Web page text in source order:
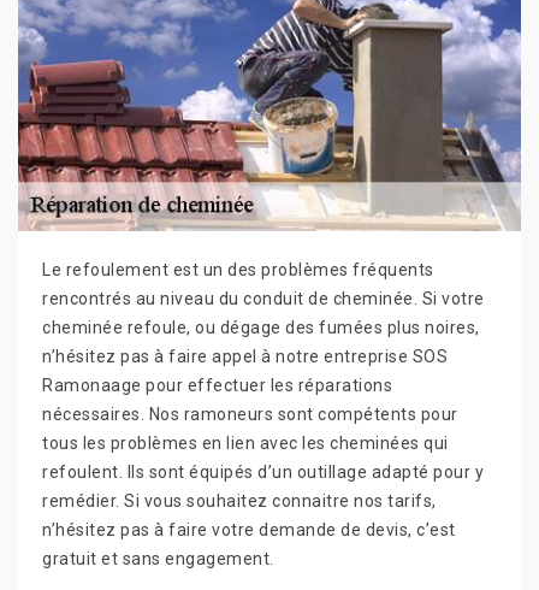
Le refoulement est un des problèmes fréquents
rencontrés au niveau du conduit de cheminée. Si votre
cheminée refoule, ou dégage des fumées plus noires,
n’hésitez pas à faire appel à notre entreprise SOS
Ramonaage pour effectuer les réparations
nécessaires. Nos ramoneurs sont compétents pour
tous les problèmes en lien avec les cheminées qui
refoulent. Ils sont équipés d’un outillage adapté pour y
remédier. Si vous souhaitez connaitre nos tarifs,
n’hésitez pas à faire votre demande de devis, c’est
gratuit et sans engagement.